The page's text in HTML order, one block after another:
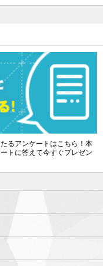
るアンケートはこちら！本
トに答えて今すぐプレゼン